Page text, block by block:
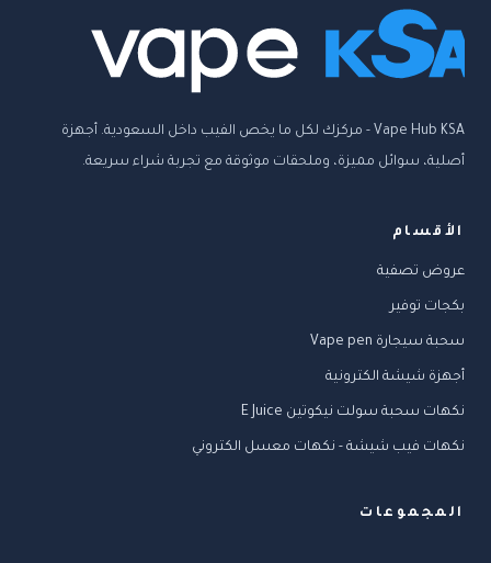
Vape Hub KSA - مركزك لكل ما يخص الفيب داخل السعودية. أجهزة
أصلية، سوائل مميزة، وملحقات موثوقة مع تجربة شراء سريعة.
الأقسام
عروض تصفية
بكجات توفير
سحبة سيجارة Vape pen
أجهزة شيشة الكترونية
نكهات سحبة سولت نيكوتين E Juice
نكهات فيب شيشة - نكهات معسل الكتروني
المجموعات